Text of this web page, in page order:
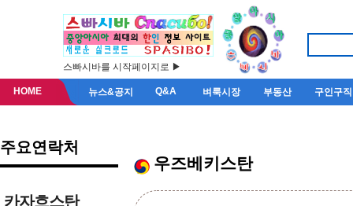
스빠시바를 시작페이지로 ▶
HOME 뉴스&공지 Q&A 벼룩시장 부동산 구인구직
주요연락처
카자흐스탄
우즈베키스탄